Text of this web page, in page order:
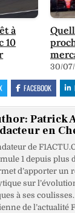
à
10
30/
FACEBOOK
Patrick
en
de
1 depuis plus
d’apporter un
sur
à ses
de l’actualité